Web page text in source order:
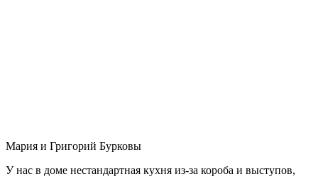
Мария и Григорий Бурковы
У нас в доме нестандартная кухня из-за короба и выступов,